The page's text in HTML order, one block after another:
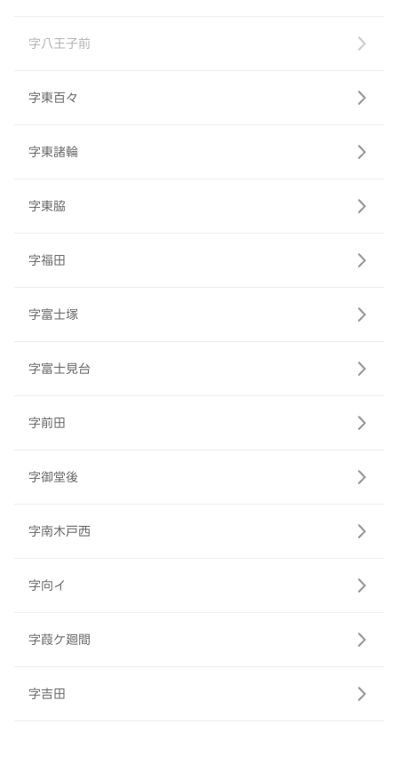
字八王子前
字東百々
字東諸輪
字東脇
字福田
字富士塚
字富士見台
字前田
字御堂後
字南木戸西
字向イ
字葭ケ廻間
字吉田